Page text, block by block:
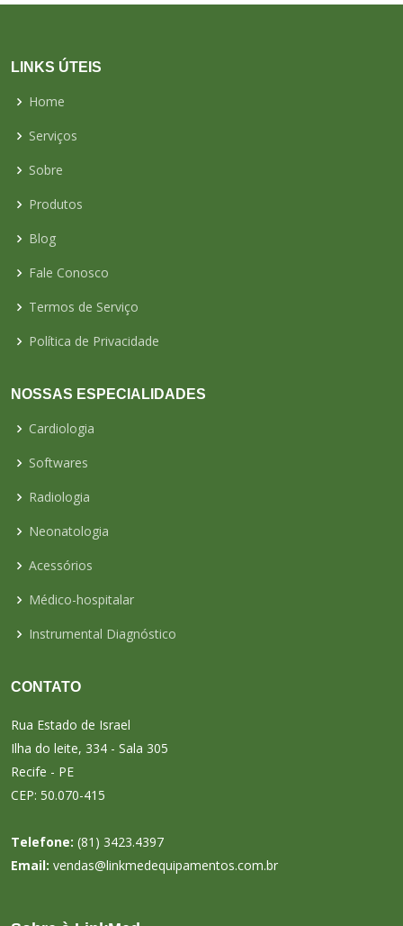
LINKS ÚTEIS
Home
Serviços
Sobre
Produtos
Blog
Fale Conosco
Termos de Serviço
Política de Privacidade
NOSSAS ESPECIALIDADES
Cardiologia
Softwares
Radiologia
Neonatologia
Acessórios
Médico-hospitalar
Instrumental Diagnóstico
CONTATO
Rua Estado de Israel
Ilha do leite, 334 - Sala 305
Recife - PE
CEP: 50.070-415
Telefone: (81) 3423.4397
Email: vendas@linkmedequipamentos.com.br